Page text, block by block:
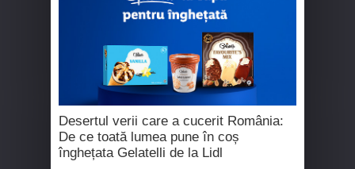
Desertul verii care a cucerit România:
De ce toată lumea pune în coș
înghețata Gelatelli de la Lidl